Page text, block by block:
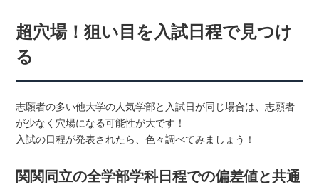
超穴場！狙い目を入試日程で見つけ
る
志願者の多い他大学の人気学部と入試日が同じ場合は、志願者
が少なく穴場になる可能性が大です！
入試の日程が発表されたら、色々調べてみましょう！
関関同立の全学部学科日程での偏差値と共通